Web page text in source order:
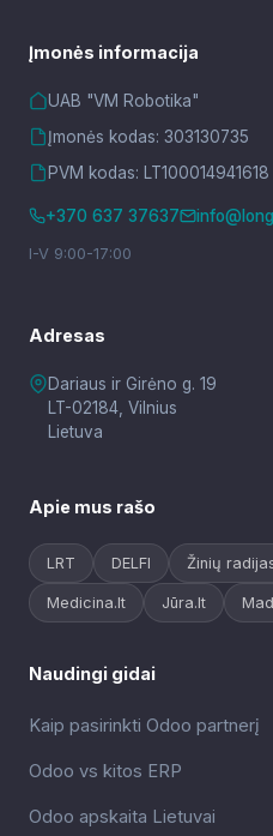
Įmonės informacija
UAB "VM Robotika"
Įmonės kodas: 303130735
PVM kodas: LT100014941618
+370 637 37637
I-V 9:00-17:00
Adresas
Dariaus ir Girėno g. 19
LT-02184, Vilnius
Lietuva
Apie mus rašo
LRT DELFI Žinių
Medicina.lt Jūra.lt
Naudingi gidai
Kaip pasirinkti Odoo partnerį
Odoo vs kitos ERP
Odoo apskaita Lietuvai